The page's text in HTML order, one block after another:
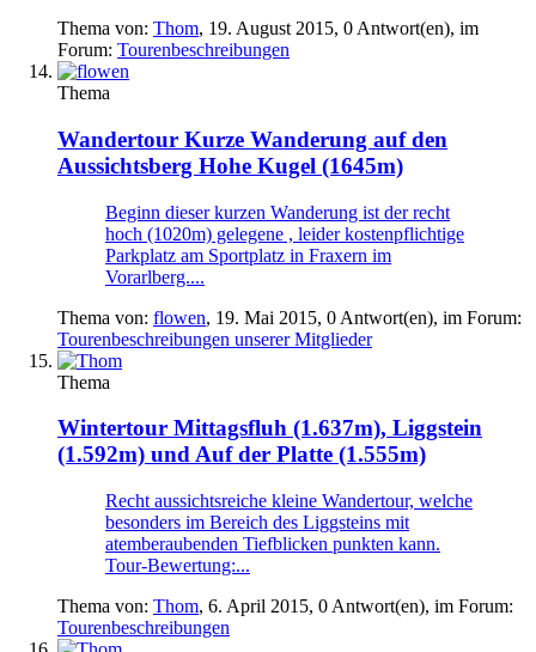
Thema von: Thom, 19. August 2015, 0 Antwort(en), im
Forum: Tourenbeschreibungen
Thema
Wandertour Kurze Wanderung auf den
Aussichtsberg Hohe Kugel (1645m)
Beginn dieser kurzen Wanderung ist der recht
hoch (1020m) gelegene , leider kostenpflichtige
Parkplatz am Sportplatz in Fraxern im
Vorarlberg....
Thema von: flowen, 19. Mai 2015, 0 Antwort(en), im Forum:
Tourenbeschreibungen unserer Mitglieder
Thema
Wintertour Mittagsfluh (1.637m), Liggstein
(1.592m) und Auf der Platte (1.555m)
Recht aussichtsreiche kleine Wandertour, welche
besonders im Bereich des Liggsteins mit
atemberaubenden Tiefblicken punkten kann.
Tour-Bewertung:...
Thema von: Thom, 6. April 2015, 0 Antwort(en), im Forum:
Tourenbeschreibungen